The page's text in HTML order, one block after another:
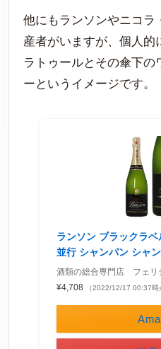
他にもランソンやニコラ
産者がいますが、個人的
ラトゥールとその傘下の
ーというイメージです。
ランソン ブラックラ
並行 シャンパン シャ
酒類の総合専門店 フェリ
¥4,708
（2022/12/17 00:37時